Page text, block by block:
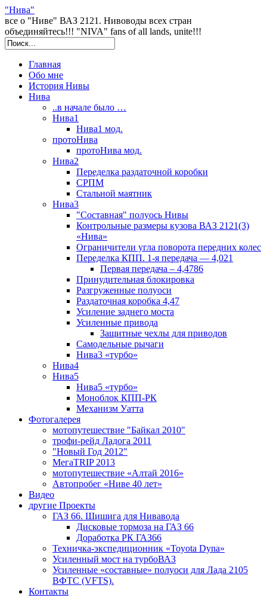
"Нива"
все о "Ниве" ВАЗ 2121. Нивоводы всех стран
объединяйтесь!!! "NIVA" fans of all lands, unite!!!
Главная
Обо мне
История Нивы
Нива
..в начале было …
Нива1
Нива1 мод.
протоНива
протоНива мод.
Нива2
Переделка раздаточной коробки
СРПМ
Стальной маятник
Нива3
"Составная" полуось Нивы
Контрольные размеры кузова ВАЗ 2121(3)
«Нива»
Ограничители угла поворота передних колес
Переделка КПП. 1-я передача — 4,021
Первая передача – 4,4786
Принудительная блокировка
Разгруженные полуоси
Раздаточная коробка 4,47
Усиление заднего моста
Усиленные привода
Защитные чехлы для приводов
Самодельные рычаги
Нива3 «турбо»
Нива4
Нива5
Нива5 «турбо»
Моноблок КПП-РК
Механизм Уатта
Фотогалерея
мотопутешествие "Байкал 2010"
трофи-рейд Ладога 2011
"Новый Год 2012"
МегаTRIP 2013
мотопутешествие «Алтай 2016»
Автопробег «Ниве 40 лет»
Видео
другие Проекты
ГАЗ 66. Шишига для Нивавода
Дисковые тормоза на ГАЗ 66
Доработка РК ГАЗ66
Техничка-экспедиционник «Toyota Dyna»
Усиленный мост на турбоВАЗ
Усиленные «составные» полуоси для Лада 2105
ВФТС (VFTS).
Контакты